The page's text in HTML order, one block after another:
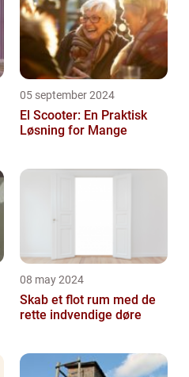
05 september 2024
El Scooter: En Praktisk
Løsning for Mange
08 may 2024
Skab et flot rum med de
rette indvendige døre